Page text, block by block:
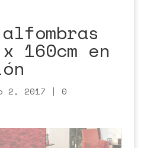
160cm en
2, 2017 | 0